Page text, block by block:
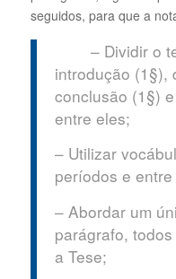
seguidos, para que a
– Dividir o
introdução (1§),
conclusão (1§)
entre eles;
– Utilizar
períodos e
– Abordar um
parágrafo,
a Tese;